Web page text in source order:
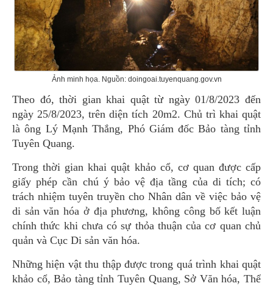
Ảnh minh họa. Nguồn: doingoai.tuyenquang.gov.vn
Theo đó, thời gian khai quật từ ngày 01/8/2023 đến
ngày 25/8/2023, trên diện tích 20m2. Chủ trì khai quật
là ông Lý Mạnh Thắng, Phó Giám đốc Bảo tàng tỉnh
Tuyên Quang.
Trong thời gian khai quật khảo cổ, cơ quan được cấp
giấy phép cần chú ý bảo vệ địa tầng của di tích; có
trách nhiệm tuyên truyền cho Nhân dân về việc bảo vệ
di sản văn hóa ở địa phương, không công bố kết luận
chính thức khi chưa có sự thỏa thuận của cơ quan chủ
quản và Cục Di sản văn hóa.
Những hiện vật thu thập được trong quá trình khai quật
khảo cổ, Bảo tàng tỉnh Tuyên Quang, Sở Văn hóa, Thể